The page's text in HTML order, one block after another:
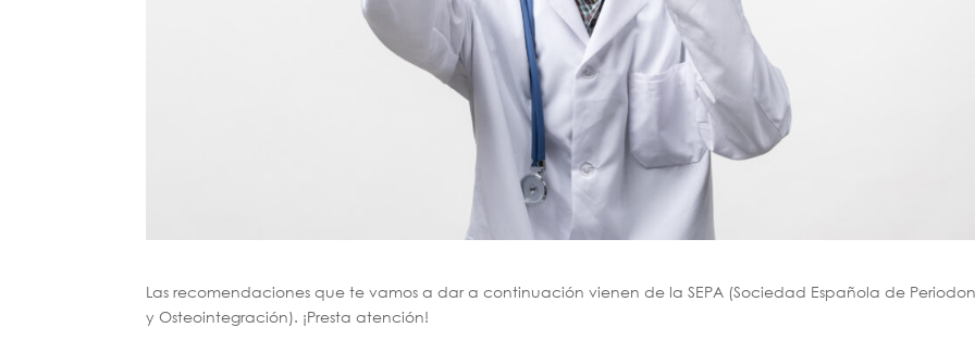
Las recomendaciones que te vamos a dar a continuación vienen de la SEPA (Sociedad Española de
y Osteointegración). ¡Presta atención!